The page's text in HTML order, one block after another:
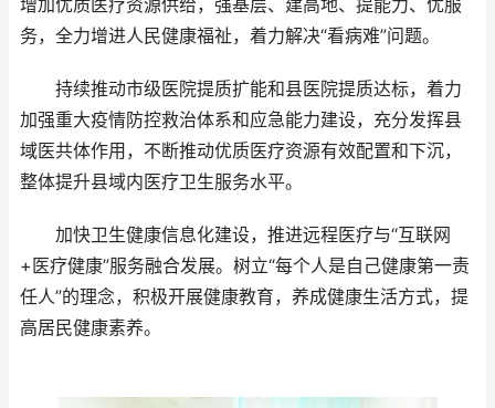
增加优质医疗资源供给，强基层、建高地、提能力、优服
务，全力增进人民健康福祉，着力解决“看病难”问题。
持续推动市级医院提质扩能和县医院提质达标，着力
加强重大疫情防控救治体系和应急能力建设，充分发挥县
域医共体作用，不断推动优质医疗资源有效配置和下沉，
整体提升县域内医疗卫生服务水平。
加快卫生健康信息化建设，推进远程医疗与“互联网
+医疗健康”服务融合发展。树立“每个人是自己健康第一责
任人”的理念，积极开展健康教育，养成健康生活方式，提
高居民健康素养。